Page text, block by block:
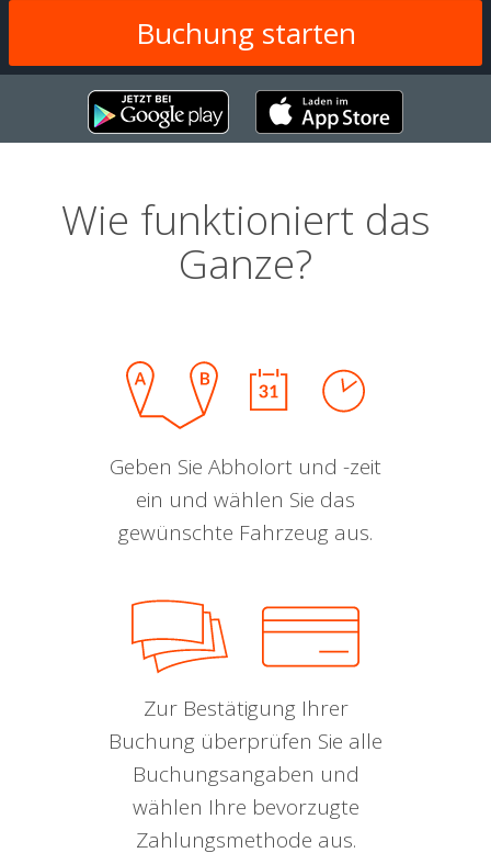
Wie funktioniert das
Ganze?
Geben Sie Abholort und -zeit
ein und wählen Sie das
gewünschte Fahrzeug aus.
Zur Bestätigung Ihrer
Buchung überprüfen Sie alle
Buchungsangaben und
wählen Ihre bevorzugte
Zahlungsmethode aus.